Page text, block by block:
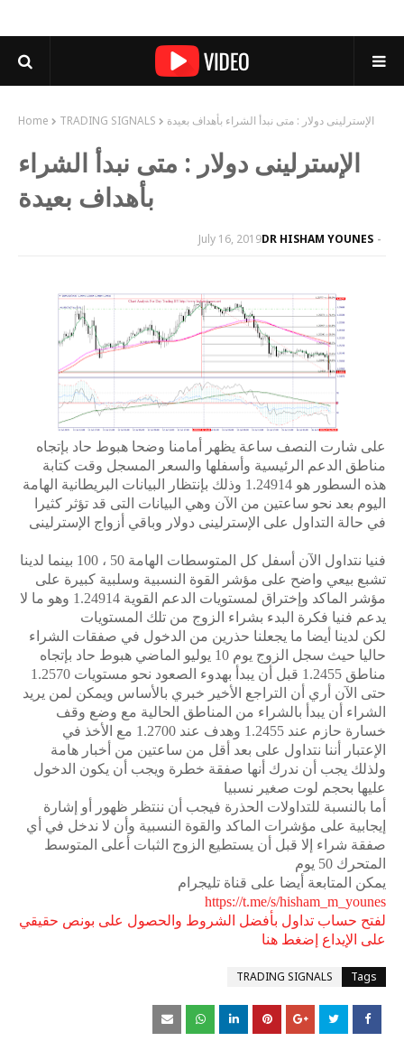
Home TRADING SIGNALS الإسترلينى دولار : متى نبدأ الشراء بأهداف بعيدة
الإسترلينى دولار : متى نبدأ الشراء
بأهداف بعيدة
DR HISHAM YOUNES
July 16, 2019
على شارت النصف ساعة يظهر أمامنا وضحا هبوط حاد بإتجاه
مناطق الدعم الرئيسية وأسفلها والسعر المسجل وقت كتابة
هذه السطور هو 1.24914 وذلك بإنتظار البيانات البريطانية الهامة
اليوم بعد نحو ساعتين من الآن وهي البيانات التى قد تؤثر كثيرا
في حالة التداول على الإسترلينى دولار وباقي أزواج الإسترلينى
فنيا نتداول الآن أسفل كل المتوسطات الهامة 50 ، 100 بينما لدينا
تشبع بيعي واضح على مؤشر القوة النسبية وسلبية كبيرة على
مؤشر الماكد وإختراق لمستويات الدعم القوية 1.24914 وهو ما لا
يدعم فنيا فكرة البدء بشراء الزوج من تلك المستويات
لكن لدينا أيضا ما يجعلنا حذرين من الدخول في صفقات الشراء
حاليا حيث سجل الزوج يوم 10 يوليو الماضي هبوط حاد بإتجاه
مناطق 1.2455 قبل أن يبدأ بهدوء الصعود نحو مستويات 1.2570
حتى الآن أري أن التراجع الأخير خبري بالأساس ويمكن لمن يريد
الشراء أن يبدأ بالشراء من المناطق الحالية مع وضع وقف
خسارة حازم عند 1.2455 وهدف عند 1.2700 مع الأخذ في
الإعتبار أننا نتداول على بعد أقل من ساعتين من أخبار هامة
ولذلك يجب أن ندرك أنها صفقة خطرة ويجب أن يكون الدخول
عليها بحجم لوت صغير نسبيا
أما بالنسبة للتداولات الحذرة فيجب أن ننتظر ظهور أو إشارة
إيجابية على مؤشرات الماكد والقوة النسبية وأن لا ندخل في أي
صفقة شراء إلا قبل أن يستطيع الزوج الثبات أعلى المتوسط
المتحرك 50 يوم
يمكن المتابعة أيضا على قناة تليجرام
https://t.me/s/hisham_m_younes
لفتح حساب تداول بأفضل الشروط والحصول على بونص حقيقي
على الإيداع إضغط هنا
Tags
TRADING SIGNALS